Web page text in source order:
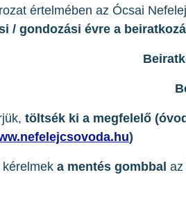
értelmében az Ócsai
/ gondozási évre a
töltsék ki a megfelelő
)
kérelmek a mentés gombbal az